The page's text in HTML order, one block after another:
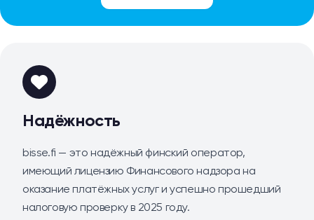
Надёжность
bisse.fi — это надёжный финский оператор,
имеющий лицензию Финансового надзора на
оказание платёжных услуг и успешно прошедший
налоговую проверку в 2025 году.